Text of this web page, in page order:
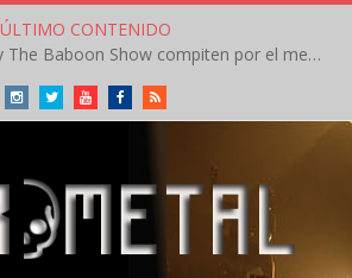
ÚLTIMO CONTENIDO
Crónica: In Flames y The Baboon Show compiten por el mejor concierto del día en el Leyendas del Rock – Viernes – Agosto 2026
InstagramTwitterYoutubeFacebookRSS